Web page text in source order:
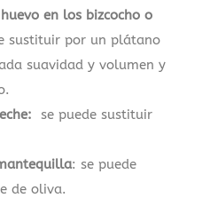
en los bizcocho o
sustituir por un plátano
suavidad y volumen y
se puede sustituir
: se puede
de oliva.